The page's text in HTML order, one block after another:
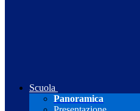
Scuola
Panoramica